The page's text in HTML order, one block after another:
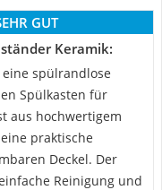
GUT
Keramik:
eine spülrandlose
Spülkasten für
aus hochwertigem
praktische
Deckel. Der
Reinigung und